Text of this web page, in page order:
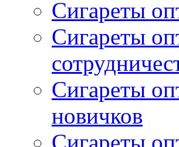
Сигареты
Сигареты
Сигареты
новичков